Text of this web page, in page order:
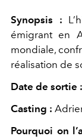
Synopsis :
émigrant en
mondiale,
réalisation de
Date de sortie :
Casting :
Pourquoi on